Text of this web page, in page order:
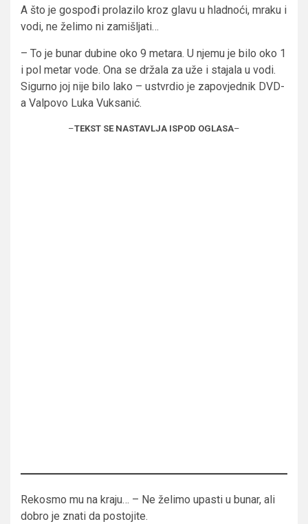
A što je gospođi prolazilo kroz glavu u hladnoći, mraku i
vodi, ne želimo ni zamišljati…
– To je bunar dubine oko 9 metara. U njemu je bilo oko 1
i pol metar vode. Ona se držala za uže i stajala u vodi.
Sigurno joj nije bilo lako – ustvrdio je zapovjednik DVD-
a Valpovo Luka Vuksanić.
–TEKST SE NASTAVLJA ISPOD OGLASA–
Rekosmo mu na kraju… – Ne želimo upasti u bunar, ali
dobro je znati da postojite.